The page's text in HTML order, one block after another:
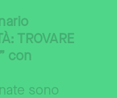
TROVARE
con
sono